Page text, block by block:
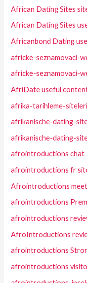
African Dating Sites
African Dating Sites
Africanbond Dating
africke-seznamovaci-
africke-seznamovaci-
AfriDate useful
afrika-tarihleme-siteleri
afrikanische-dating-
afrikanische-dating-
afrointroductions chat
afrointroductions fr
Afrointroductions
afrointroductions
afrointroductions
AfroIntroductions
afrointroductions
afrointroductions